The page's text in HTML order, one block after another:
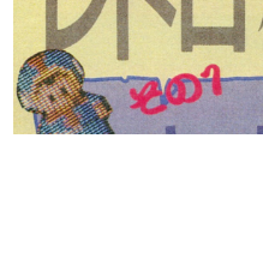
若ゲのいたり
『うつヌケ』『ペ
一先生によるゲー
なんでゲーム